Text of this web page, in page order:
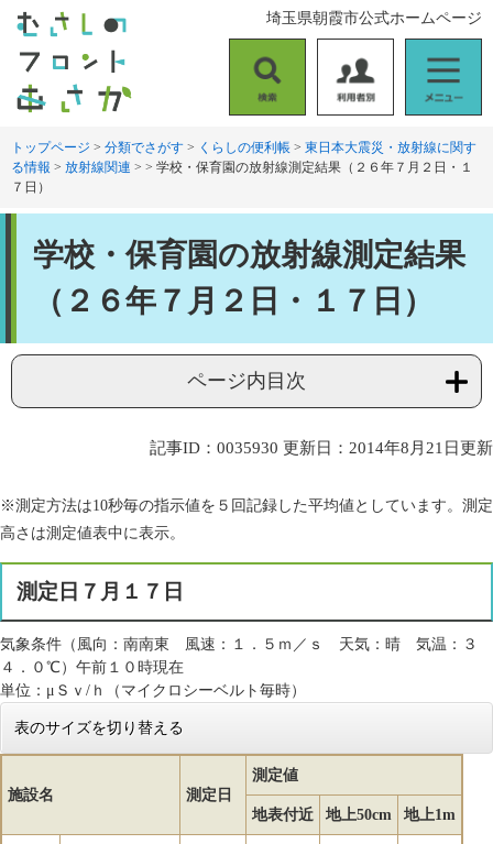
す
し
索
用
者
別
ニ
ュ
ー
埼玉県朝霞市公式ホームページ
トップページ > 分類でさがす > くらしの便利帳 > 東日本大震災・放射線に関す
る情報 > 放射線関連 > > 学校・保育園の放射線測定結果（２６年７月２日・１
７日）
学校・保育園の放射線測定結果
（２６年７月２日・１７日）
ページ内目次
記事ID：0035930 更新日：2014年8月21日更新
※測定方法は10秒毎の指示値を５回記録した平均値としています。測定
高さは測定値表中に表示。
測定日７月１７日
気象条件（風向：南南東 風速：１．５ｍ／ｓ 天気：晴 気温：３
４．０℃）午前１０時現在
単位：μＳｖ/ｈ（マイクロシーベルト毎時）
表のサイズを切り替える
施設名 測定日
測定値
地表付近 地上50cm 地上1m